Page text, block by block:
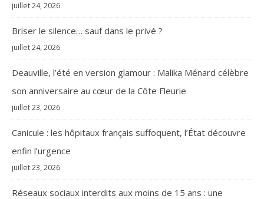
juillet 24, 2026
Briser le silence… sauf dans le privé ?
juillet 24, 2026
Deauville, l’été en version glamour : Malika Ménard célèbre
son anniversaire au cœur de la Côte Fleurie
juillet 23, 2026
Canicule : les hôpitaux français suffoquent, l’État découvre
enfin l’urgence
juillet 23, 2026
Réseaux sociaux interdits aux moins de 15 ans : une